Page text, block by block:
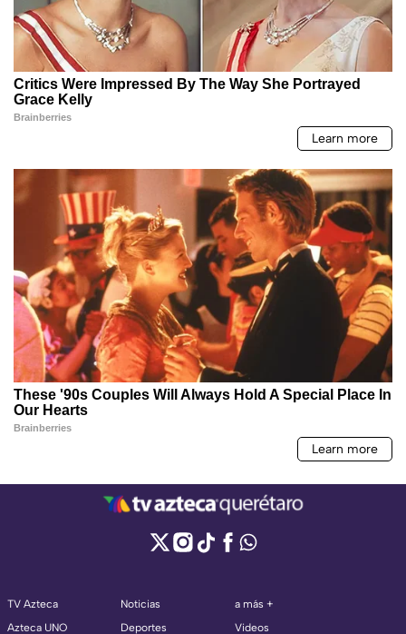
TV Azteca
Azteca UNO
Noticias
Deportes
a más +
Videos